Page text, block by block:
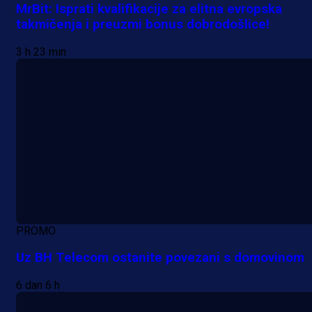
MrBit: Isprati kvalifikacije za elitna evropska
takmičenja i preuzmi bonus dobrodošlice!
3 h 23 min
PROMO
Uz BH Telecom ostanite povezani s domovinom
6 dan 6 h